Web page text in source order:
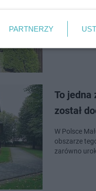
i miłośników
To jedna
został
W Polsce
obszarze
zarówno
PARTNERZY